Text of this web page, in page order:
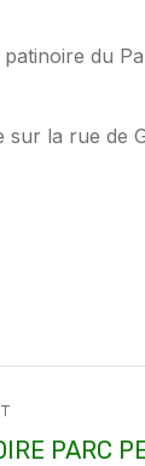
du
sur la rue de
PARC